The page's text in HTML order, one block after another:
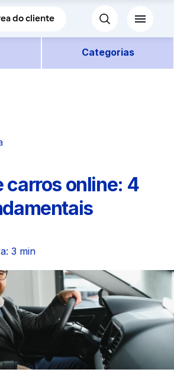
principal
do cliente
Categorias
conteúdos
carros online: 4
3 min